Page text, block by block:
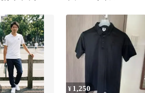
¥ 1,250